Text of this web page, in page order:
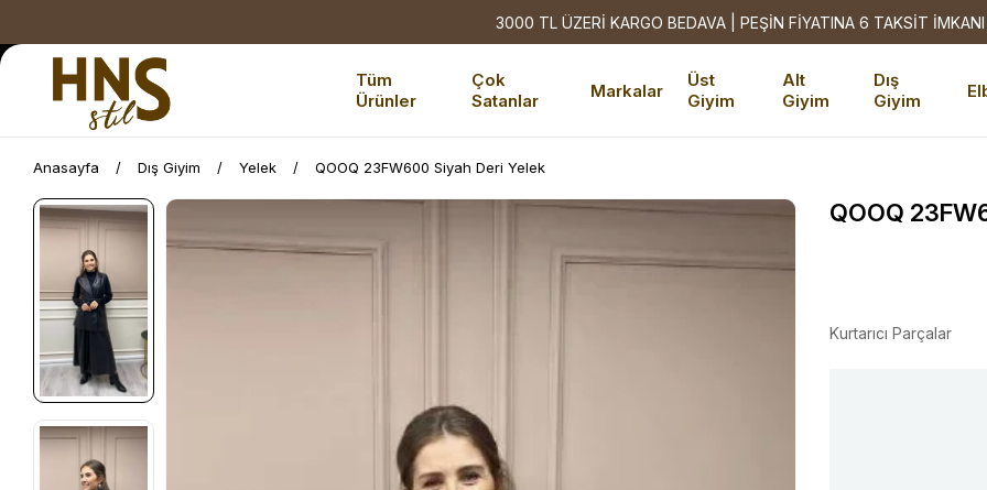
3000 TL ÜZERİ KARGO BEDAVA | PEŞİN FİYATINA 6 TAKSİT İMKANI
Tüm
Ürünler
Çok
Satanlar
Markalar
Üst
Giyim
Alt
Giyim
Dış
Giyim
Anasayfa Dış Giyim Yelek QOOQ 23FW600 Siyah Deri Yelek
QOOQ
Kurtarıcı Parçalar